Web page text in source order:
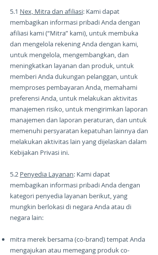
5.1 Nex, Mitra dan afiliasi: Kami dapat
membagikan informasi pribadi Anda dengan
afiliasi kami (“Mitra” kami), untuk membuka
dan mengelola rekening Anda dengan kami,
untuk mengelola, mengembangkan, dan
meningkatkan layanan dan produk, untuk
memberi Anda dukungan pelanggan, untuk
memproses pembayaran Anda, memahami
preferensi Anda, untuk melakukan aktivitas
manajemen risiko, untuk mengirimkan laporan
manajemen dan laporan peraturan, dan untuk
memenuhi persyaratan kepatuhan lainnya dan
melakukan aktivitas lain yang dijelaskan dalam
Kebijakan Privasi ini.
5.2 Penyedia Layanan: Kami dapat
membagikan informasi pribadi Anda dengan
kategori penyedia layanan berikut, yang
mungkin berlokasi di negara Anda atau di
negara lain:
mitra merek bersama (co-brand) tempat Anda
mengajukan atau memegang produk co-